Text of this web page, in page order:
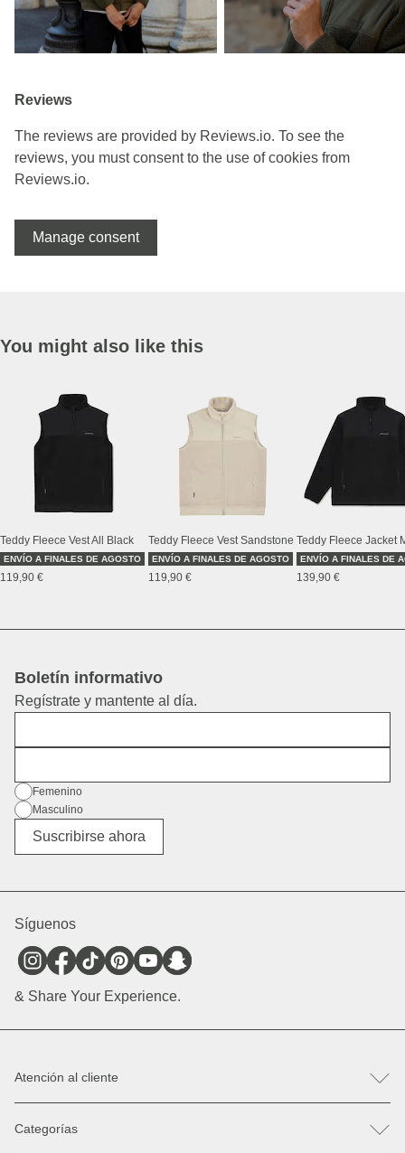
Reviews
The reviews are provided by Reviews.io. To see the
reviews, you must consent to the use of cookies from
Reviews.io.
Manage consent
You might also like this
Teddy Fleece Vest All Black
ENVÍO A FINALES DE AGOSTO
119,90 €
Teddy Fleece Vest Sandstone
ENVÍO A FINALES DE AGOSTO
119,90 €
ENVÍO A FINALES DE
139,90 €
Boletín informativo
Regístrate y mantente al día.
Género
Femenino
Masculino
Diverso
Suscribirse ahora
Síguenos
& Share Your Experience.
Atención al cliente
Ayuda & Contacto
Categorías